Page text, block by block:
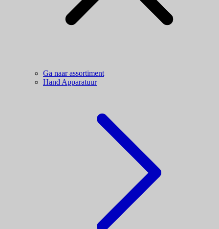
Ga naar assortiment
Hand Apparatuur